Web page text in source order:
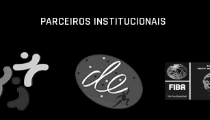
PARCEIROS INSTITUCIONAIS